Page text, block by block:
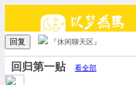
回复 『休闲聊天区』
回归第一贴 看全部